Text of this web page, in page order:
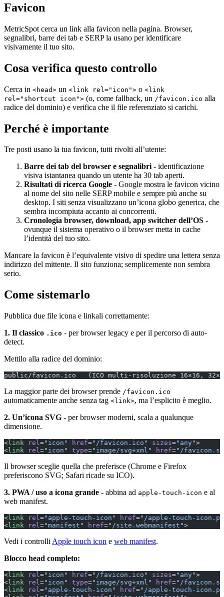
Favicon
MetricSpot cerca un link alla favicon nella pagina. Browser,
segnalibri, barre dei tab e SERP la usano per identificare
visivamente il tuo sito.
Cosa verifica questo controllo
Cerca in <head> un <link rel="icon"> o <link
rel="shortcut icon"> (o, come fallback, un /favicon.ico alla
radice del dominio) e verifica che il file referenziato si carichi.
Perché è importante
Tre posti usano la tua favicon, tutti rivolti all’utente:
Barre dei tab del browser e segnalibri- identificazione
visiva istantanea quando un utente ha 30 tab aperti.
Risultati di ricerca Google - Google mostra le favicon vicino
al nome del sito nelle SERP mobile e sempre più anche su
desktop. I siti senza visualizzano un’icona globo generica, che
sembra incompiuta accanto ai concorrenti.
Cronologia browser, download, app switcher dell’OS -
ovunque il sistema operativo o il browser metta in cache
l’identità del tuo sito.
Mancare la favicon è l’equivalente visivo di spedire una lettera senza
indirizzo del mittente. Il sito funziona; semplicemente non sembra
serio.
Come sistemarlo
Pubblica due file icona e linkali correttamente:
1. Il classico .ico - per browser legacy e per il percorso di auto-
detect.
Mettilo alla radice del dominio:
public/favicon.ico   (ICO multi-risoluzione 16×16,
La maggior parte dei browser prende /favicon.ico
automaticamente anche senza tag <link>, ma l’esplicito è meglio.
2. Un’icona SVG - per browser moderni, scala a qualunque
dimensione.
< link rel="icon" href="/favicon.ico" sizes="any">
< link rel="icon" type="image/svg+xml" href="/
Il browser sceglie quella che preferisce (Chrome e Firefox
preferiscono SVG; Safari ricade su ICO).
3. PWA / uso a icona grande - abbina ad apple-touch-icon e al
web manifest.
< link rel="apple-touch-icon" href="/apple-touch-
< link rel="manifest" href="/site.webmanifest">
Vedi i controlli Apple touch icon e web manifest.
Blocco head completo:
< link rel="icon" href="/favicon.ico" sizes="any">
< link rel="icon" type="image/svg+xml" href="/
< link rel="apple-touch-icon" href="/apple-touch-